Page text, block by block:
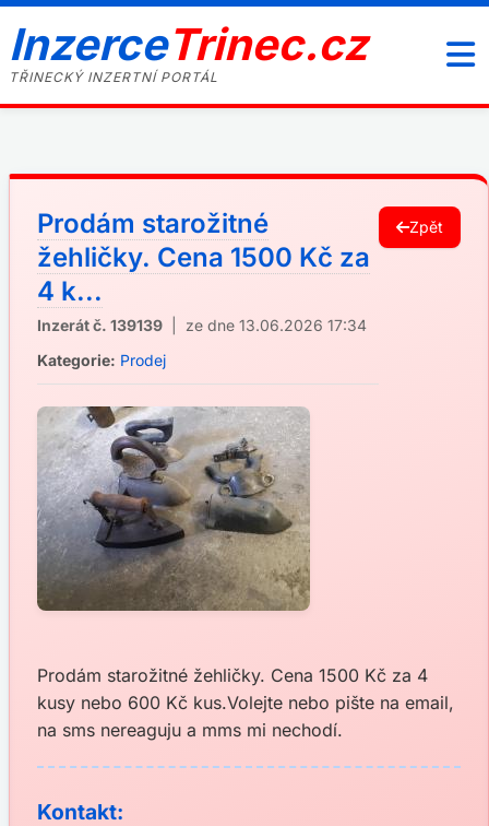
InzerceTrinec.cz
TŘINECKÝ INZERTNÍ PORTÁL
Prodám starožitné
žehličky. Cena 1500 Kč za
4 k...
Inzerát č. 139139 | ze dne 13.06.2026 17:34
Kategorie: Prodej
Zpět
Prodám starožitné žehličky. Cena 1500 Kč za 4
kusy nebo 600 Kč kus.Volejte nebo pište na email,
na sms nereaguju a mms mi nechodí.
Kontakt: